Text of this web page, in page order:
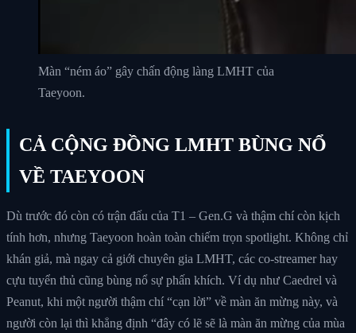
Màn “ném áo” gây chấn động làng LMHT của
Taeyoon.
CẢ CỘNG ĐỒNG LMHT BÙNG NỔ
VỀ TAEYOON
Dù trước đó còn có trận đấu của T1 – Gen.G và thậm chí còn kịch
tính hơn, nhưng Taeyoon hoàn toàn chiếm trọn spotlight. Không chỉ
khán giả, mà ngay cả giới chuyên gia LMHT, các co-streamer hay
cựu tuyển thủ cũng bùng nổ sự phấn khích. Ví dụ như Caedrel và
Peanut, khi một người thậm chí “cạn lời” về màn ăn mừng này, và
người còn lại thì khẳng định “đây có lẽ sẽ là màn ăn mừng của mùa